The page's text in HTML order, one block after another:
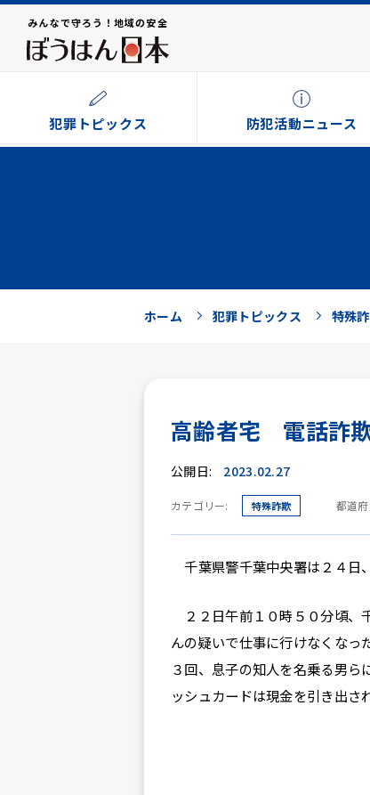
みんなで守ろう！地域の安全
犯罪トピックス 防犯活動ニュース
ホーム 犯罪トピックス 特殊
高齢者宅 電話詐
公開日: 2023.02.27
カテゴリー: 特殊詐欺 都道
千葉県警千葉中央署は２４日
２２日午前１０時５０分頃、
んの疑いで仕事に行けなくなっ
３回、息子の知人を名乗る男
ッシュカードは現金を引き出さ